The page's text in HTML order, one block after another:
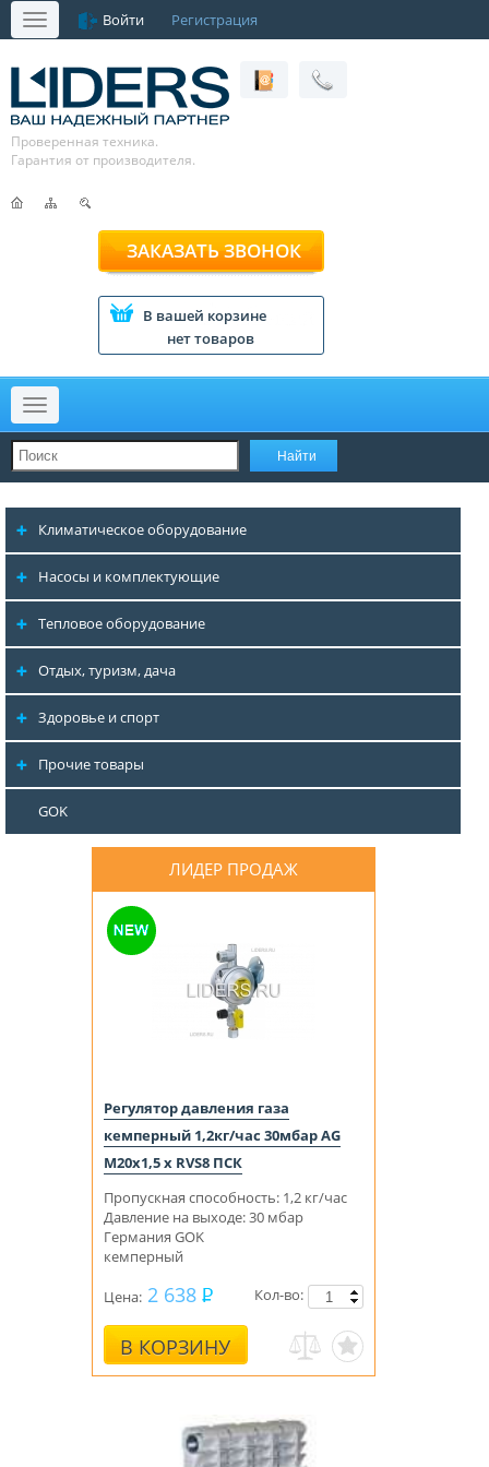
Меню Войти Регистрация
Проверенная техника.
Гарантия от производителя.
ЗАКАЗАТЬ ЗВОНОК
В вашей корзине
нет товаров
Меню
Климатическое оборудование
Насосы и комплектующие
Тепловое оборудование
Отдых, туризм, дача
Здоровье и спорт
Прочие товары
GOK
ЛИДЕР ПРОДАЖ
Регулятор давления газа
кемперный 1,2кг/час 30мбар AG
M20x1,5 x RVS8 ПСК
Пропускная способность: 1,2 кг/час
Давление на выходе: 30 мбар
Германия GOK
кемперный
Цена: 2 638
В КОРЗИНУ
Кол-во: